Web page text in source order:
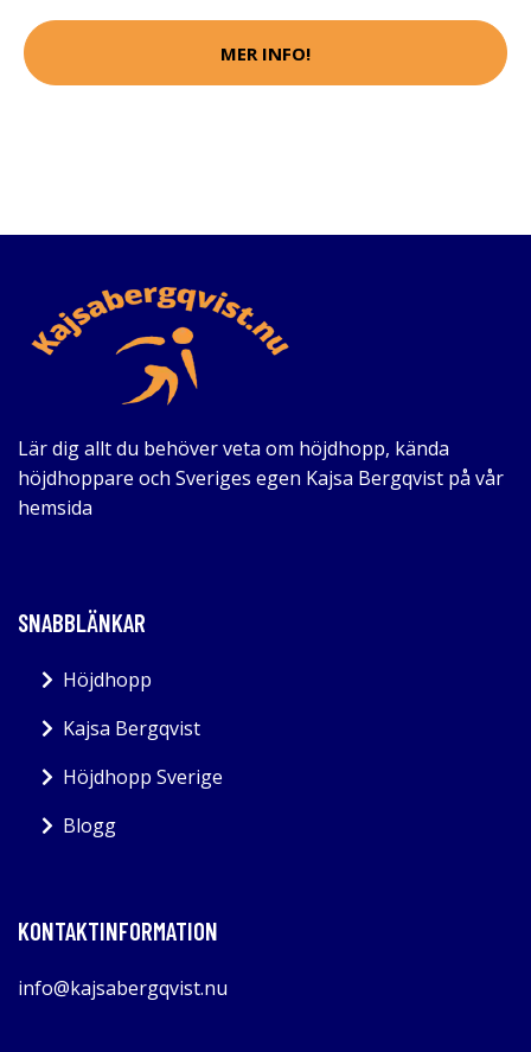
MER INFO!
Lär dig allt du behöver veta om höjdhopp, kända
höjdhoppare och Sveriges egen Kajsa Bergqvist på vår
hemsida
SNABBLÄNKAR
Höjdhopp
Kajsa Bergqvist
Höjdhopp Sverige
Blogg
KONTAKTINFORMATION
info@kajsabergqvist.nu